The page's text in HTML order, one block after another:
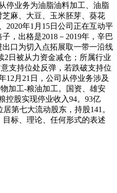
停业务为油脂油料加工、油脂
麻、大豆、玉米胚芽、葵花
年1月15日公司正在互动平
，出格是2018－2019年，辛巴
口为切入点拓展取一带一沿线
2日被从力资金减仓；所属行业
支持位处反弹，若跌破支持位
12月21日，公司从停业务涉及
加工-粮油加工。国资、雄安
控股实现停业收入94。93亿
第七大流动股东，持股141。
标、理论、任何形式的表述